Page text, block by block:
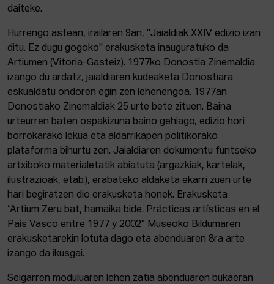
daiteke.
Hurrengo astean, irailaren 9an, "Jaialdiak XXIV edizio izan
ditu. Ez dugu gogoko" erakusketa inauguratuko da
Artiumen (Vitoria-Gasteiz). 1977ko Donostia Zinemaldia
izango du ardatz, jaialdiaren kudeaketa Donostiara
eskualdatu ondoren egin zen lehenengoa. 1977an
Donostiako Zinemaldiak 25 urte bete zituen. Baina
urteurren baten ospakizuna baino gehiago, edizio hori
borrokarako lekua eta aldarrikapen politikorako
plataforma bihurtu zen. Jaialdiaren dokumentu funtseko
artxiboko materialetatik abiatuta (argazkiak, kartelak,
ilustrazioak, etab.), erabateko aldaketa ekarri zuen urte
hari begiratzen dio erakusketa honek. Erakusketa
“Artium Zeru bat, hamaika bide. Prácticas artísticas en el
País Vasco entre 1977 y 2002” Museoko Bildumaren
erakusketarekin lotuta dago eta abenduaren 8ra arte
izango da ikusgai.
Seigarren moduluaren lehen zatia abenduaren bukaeran